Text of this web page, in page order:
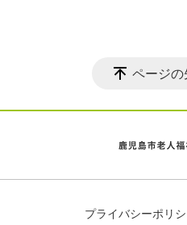
ページの
プライバシーポリ